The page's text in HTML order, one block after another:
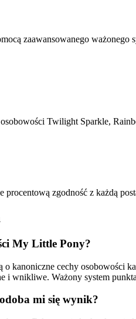
zaawansowanego
Twilight Sparkle,
zgodność z każdą
My Little Pony?
o kanoniczne cechy
i wnikliwe. Ważony system
mi się wynik?